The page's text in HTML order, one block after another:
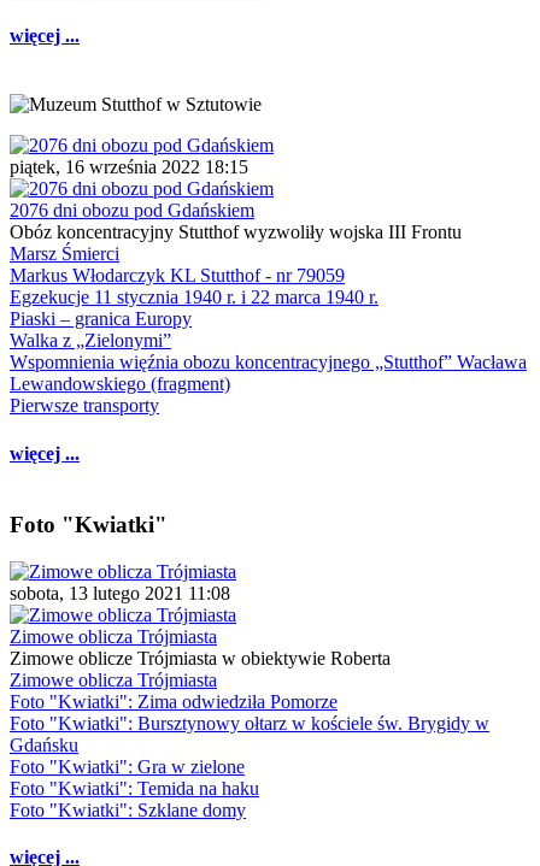
więcej ...
piątek, 16 września 2022 18:15
2076 dni obozu pod Gdańskiem
Obóz koncentracyjny Stutthof wyzwoliły wojska III Frontu
Marsz Śmierci
Markus Włodarczyk KL Stutthof - nr 79059
Egzekucje 11 stycznia 1940 r. i 22 marca 1940 r.
Piaski – granica Europy
Walka z „Zielonymi”
Wspomnienia więźnia obozu koncentracyjnego „Stutthof” Wacława
Lewandowskiego (fragment)
Pierwsze transporty
więcej ...
Foto "Kwiatki"
sobota, 13 lutego 2021 11:08
Zimowe oblicza Trójmiasta
Zimowe oblicze Trójmiasta w obiektywie Roberta
Zimowe oblicza Trójmiasta
Foto "Kwiatki": Zima odwiedziła Pomorze
Foto "Kwiatki": Bursztynowy ołtarz w kościele św. Brygidy w
Gdańsku
Foto "Kwiatki": Gra w zielone
Foto "Kwiatki": Temida na haku
Foto "Kwiatki": Szklane domy
więcej ...